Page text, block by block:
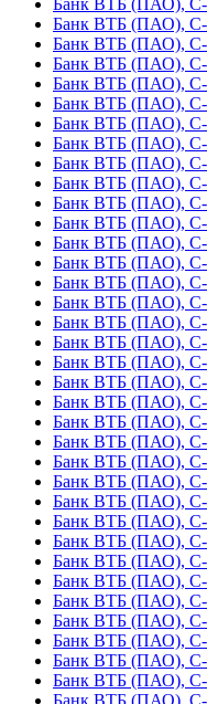
Банк ВТБ (ПАО), С-
Банк ВТБ (ПАО), С-
Банк ВТБ (ПАО), С-
Банк ВТБ (ПАО), С-
Банк ВТБ (ПАО), С-
Банк ВТБ (ПАО), С-
Банк ВТБ (ПАО), С-
Банк ВТБ (ПАО), С-
Банк ВТБ (ПАО), С-
Банк ВТБ (ПАО), С-
Банк ВТБ (ПАО), С-
Банк ВТБ (ПАО), С-
Банк ВТБ (ПАО), С-
Банк ВТБ (ПАО), С-
Банк ВТБ (ПАО), С-
Банк ВТБ (ПАО), С-
Банк ВТБ (ПАО), С-
Банк ВТБ (ПАО), С-
Банк ВТБ (ПАО), С-
Банк ВТБ (ПАО), С-
Банк ВТБ (ПАО), С-
Банк ВТБ (ПАО), С-
Банк ВТБ (ПАО), С-
Банк ВТБ (ПАО), С-
Банк ВТБ (ПАО), С-
Банк ВТБ (ПАО), С-
Банк ВТБ (ПАО), С-
Банк ВТБ (ПАО), С-
Банк ВТБ (ПАО), С-
Банк ВТБ (ПАО), С-
Банк ВТБ (ПАО), С-
Банк ВТБ (ПАО), С-
Банк ВТБ (ПАО), С-
Банк ВТБ (ПАО), С-
Банк ВТБ (ПАО), С-